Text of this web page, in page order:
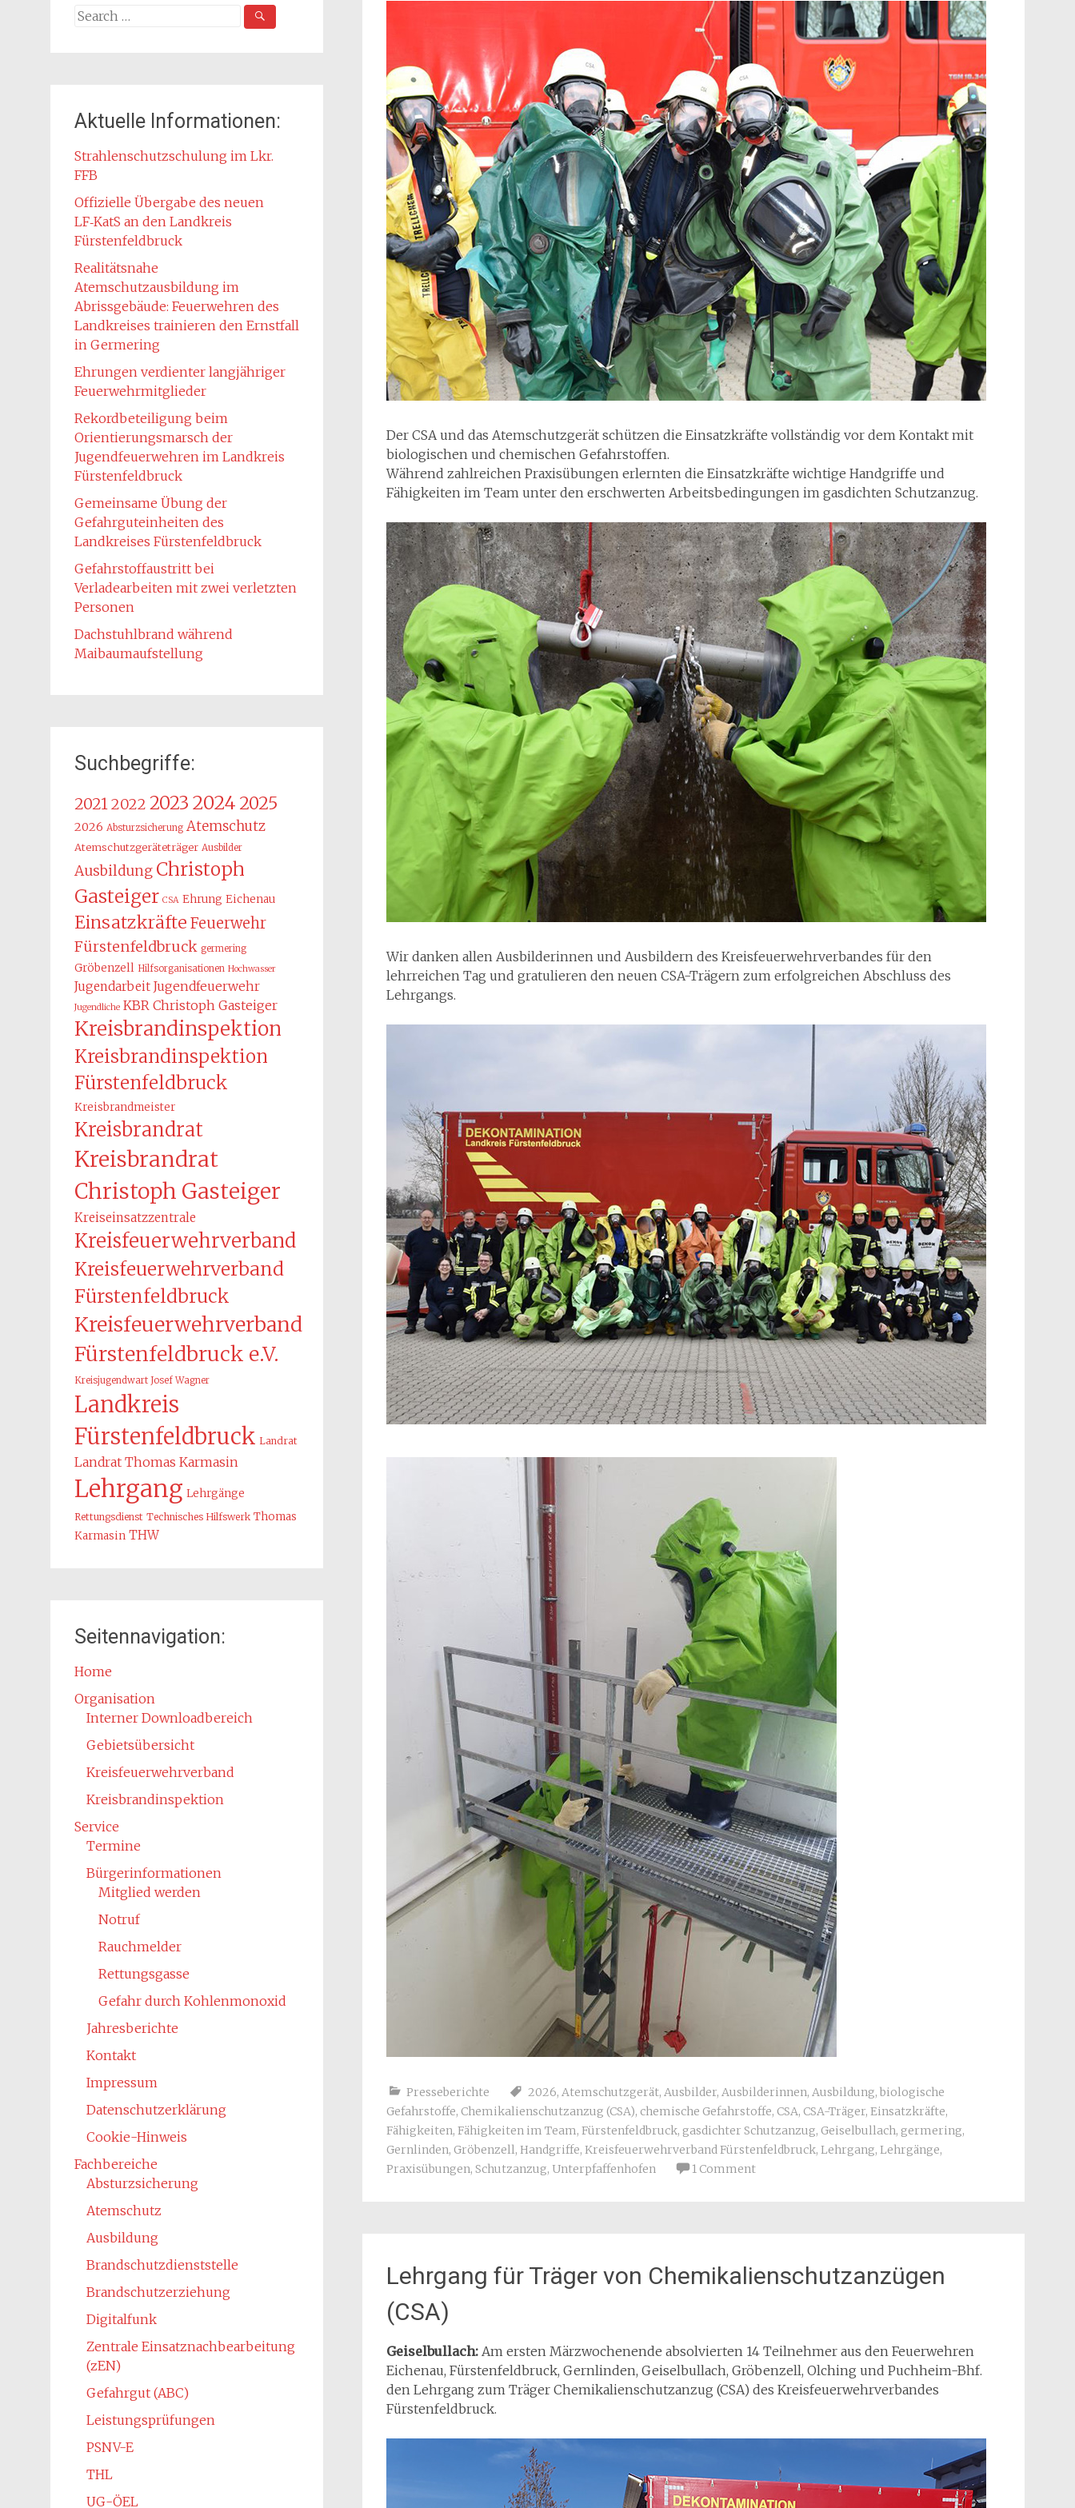
Der CSA und das Atemschutzgerät schützen die Einsatzkräfte vollständig vor dem Kontakt mit
biologischen und chemischen Gefahrstoffen.
Während zahlreichen Praxisübungen erlernten die Einsatzkräfte wichtige Handgriffe und
Fähigkeiten im Team unter den erschwerten Arbeitsbedingungen im gasdichten Schutzanzug.
Wir danken allen Ausbilderinnen und Ausbildern des Kreisfeuerwehrverbandes für den
lehrreichen Tag und gratulieren den neuen CSA-Trägern zum erfolgreichen Abschluss des
Lehrgangs.
Presseberichte 2026, Atemschutzgerät, Ausbilder, Ausbilderinnen, Ausbildung, biologische
Gefahrstoffe, Chemikalienschutzanzug (CSA), chemische Gefahrstoffe, CSA, CSA-Träger, Einsatzkräfte,
Fähigkeiten, Fähigkeiten im Team, Fürstenfeldbruck, gasdichter Schutzanzug, Geiselbullach, germering,
Gernlinden, Gröbenzell, Handgriffe, Kreisfeuerwehrverband Fürstenfeldbruck, Lehrgang, Lehrgänge,
Praxisübungen, Schutzanzug, Unterpfaffenhofen 1 Comment
Lehrgang für Träger von Chemikalienschutzanzügen
(CSA)
Geiselbullach:Am ersten Märzwochenende absolvierten 14 Teilnehmer aus den Feuerwehren
Eichenau, Fürstenfeldbruck, Gernlinden, Geiselbullach, Gröbenzell, Olching und Puchheim-Bhf.
den Lehrgang zum Träger Chemikalienschutzanzug (CSA) des Kreisfeuerwehrverbandes
Fürstenfeldbruck.
Search
Aktuelle Informationen:
Strahlenschutzschulung im Lkr.
FFB
Offizielle Übergabe des neuen
LF‑KatS an den Landkreis
Fürstenfeldbruck
Realitätsnahe
Atemschutzausbildung im
Abrissgebäude: Feuerwehren des
Landkreises trainieren den Ernstfall
in Germering
Ehrungen verdienter langjähriger
Feuerwehrmitglieder
Rekordbeteiligung beim
Orientierungsmarsch der
Jugendfeuerwehren im Landkreis
Fürstenfeldbruck
Gemeinsame Übung der
Gefahrguteinheiten des
Landkreises Fürstenfeldbruck
Gefahrstoffaustritt bei
Verladearbeiten mit zwei verletzten
Personen
Dachstuhlbrand während
Maibaumaufstellung
Suchbegriffe:
20212022 2023 2024 2025
2026 Absturzsicherung Atemschutz
Atemschutzgeräteträger Ausbilder
Ausbildung Christoph
Gasteiger CSA Ehrung Eichenau
Einsatzkräfte Feuerwehr
Fürstenfeldbruck germering
Gröbenzell Hilfsorganisationen Hochwasser
Jugendarbeit Jugendfeuerwehr
Jugendliche KBR Christoph Gasteiger
Kreisbrandinspektion
Kreisbrandinspektion
Fürstenfeldbruck
Kreisbrandmeister
Kreisbrandrat
Kreisbrandrat
Christoph Gasteiger
Kreiseinsatzzentrale
Kreisfeuerwehrverband
Kreisfeuerwehrverband
Fürstenfeldbruck
Kreisfeuerwehrverband
Fürstenfeldbruck e.V.
Kreisjugendwart Josef Wagner
Landkreis
Fürstenfeldbruck Landrat
Landrat Thomas Karmasin
Lehrgang Lehrgänge
Rettungsdienst Technisches Hilfswerk Thomas
Karmasin THW
Seitennavigation:
Home
Organisation
Interner Downloadbereich
Gebietsübersicht
Kreisfeuerwehrverband
Kreisbrandinspektion
Service
Termine
Bürgerinformationen
Mitglied werden
Notruf
Rauchmelder
Rettungsgasse
Gefahr durch Kohlenmonoxid
Jahresberichte
Kontakt
Impressum
Datenschutzerklärung
Cookie-Hinweis
Fachbereiche
Absturzsicherung
Atemschutz
Ausbildung
Brandschutzdienststelle
Brandschutzerziehung
Digitalfunk
Zentrale Einsatznachbearbeitung
(zEN)
Gefahrgut (ABC)
Leistungsprüfungen
PSNV-E
THL
UG-ÖEL